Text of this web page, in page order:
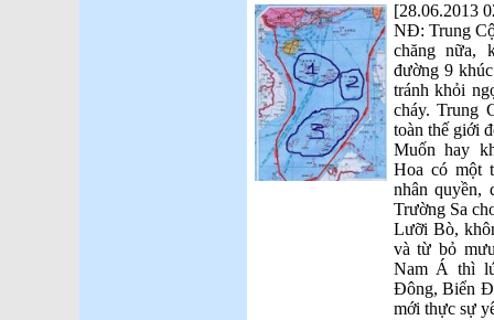
[28.06.2013
NĐ: Trung
chăng nữa,
đường 9
tránh khỏi
cháy. Trung
toàn thế giới
Muốn hay
Hoa có một
nhân quyền,
Trường Sa
Lưỡi Bò,
và từ bỏ
Nam Á thì
Đông, Biển
mới thực sự